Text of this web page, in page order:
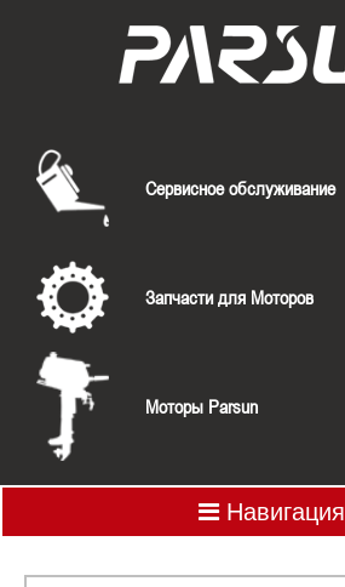
Сервисное обслуживание
Запчасти для Моторов
Моторы Parsun
Навигация